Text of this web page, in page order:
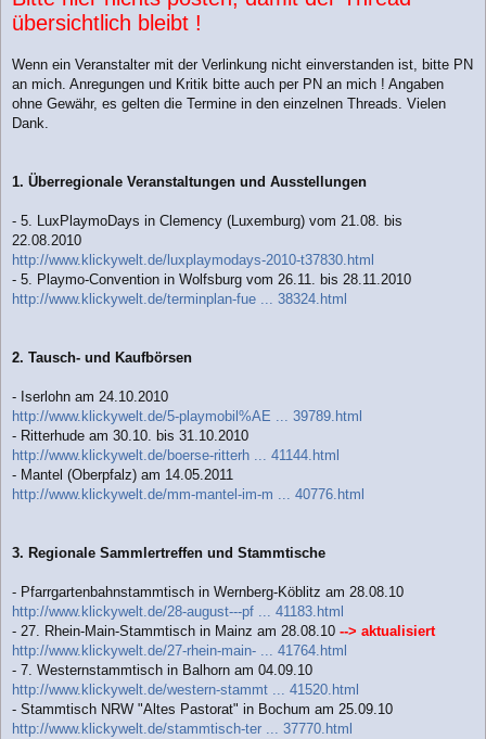
übersichtlich bleibt !
Wenn ein Veranstalter mit der Verlinkung nicht einverstanden ist, bitte PN
an mich. Anregungen und Kritik bitte auch per PN an mich ! Angaben
ohne Gewähr, es gelten die Termine in den einzelnen Threads. Vielen
Dank.
1. Überregionale Veranstaltungen und Ausstellungen
- 5. LuxPlaymoDays in Clemency (Luxemburg) vom 21.08. bis
22.08.2010
http://www.klickywelt.de/luxplaymodays-2010-t37830.html
- 5. Playmo-Convention in Wolfsburg vom 26.11. bis 28.11.2010
http://www.klickywelt.de/terminplan-fue ... 38324.html
2. Tausch- und Kaufbörsen
- Iserlohn am 24.10.2010
http://www.klickywelt.de/5-playmobil%AE ... 39789.html
- Ritterhude am 30.10. bis 31.10.2010
http://www.klickywelt.de/boerse-ritterh ... 41144.html
- Mantel (Oberpfalz) am 14.05.2011
http://www.klickywelt.de/mm-mantel-im-m ... 40776.html
3. Regionale Sammlertreffen und Stammtische
- Pfarrgartenbahnstammtisch in Wernberg-Köblitz am 28.08.10
http://www.klickywelt.de/28-august---pf ... 41183.html
- 27. Rhein-Main-Stammtisch in Mainz am 28.08.10 --> aktualisiert
http://www.klickywelt.de/27-rhein-main- ... 41764.html
- 7. Westernstammtisch in Balhorn am 04.09.10
http://www.klickywelt.de/western-stammt ... 41520.html
- Stammtisch NRW "Altes Pastorat" in Bochum am 25.09.10
http://www.klickywelt.de/stammtisch-ter ... 37770.html